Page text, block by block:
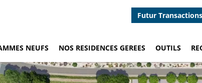
Futur
NEUFS NOS RESIDENCES GEREES OUTILS